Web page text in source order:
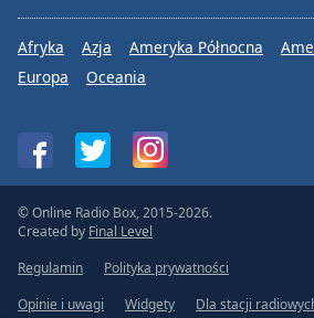
Afryka Azja Ameryka Północna
Europa
Oceania
© Online Radio Box, 2015-2026.
Created by Final Level
Regulamin
Polityka prywatności
Opinie i uwagi
Widgety Dla stacji